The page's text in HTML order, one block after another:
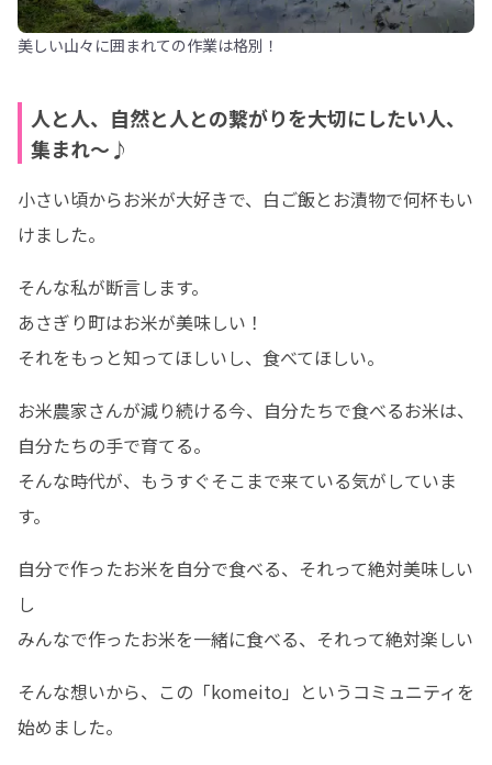
美しい山々に囲まれての作業は格別！
人と人、自然と人との繋がりを大切にしたい人、
集まれ～♪
小さい頃からお米が大好きで、白ご飯とお漬物で何杯もい
けました。
そんな私が断言します。
あさぎり町はお米が美味しい！
それをもっと知ってほしいし、食べてほしい。
お米農家さんが減り続ける今、自分たちで食べるお米は、
自分たちの手で育てる。
そんな時代が、もうすぐそこまで来ている気がしていま
す。
自分で作ったお米を自分で食べる、それって絶対美味しい
し
みんなで作ったお米を一緒に食べる、それって絶対楽しい
そんな想いから、この「komeito」というコミュニティを
始めました。